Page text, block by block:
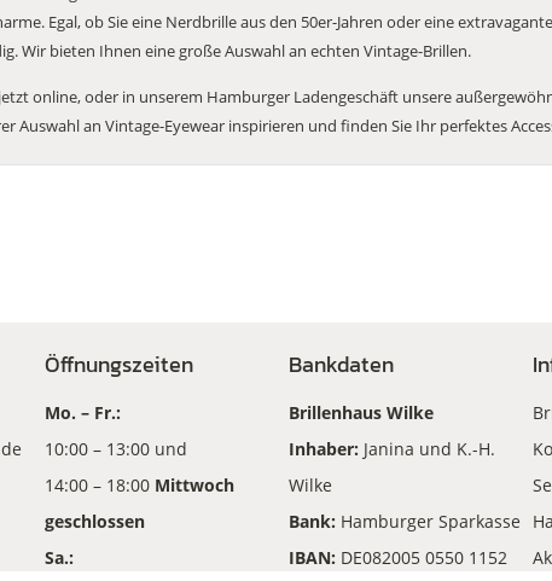
Egal, ob Sie eine Nerdbrille aus den 50er-Jahren oder eine
Wir bieten Ihnen eine große Auswahl an echten Vintage-Brillen.
online, oder in unserem Hamburger Ladengeschäft unsere
Auswahl an Vintage-Eyewear inspirieren und finden Sie Ihr perfektes
Öffnungszeiten
Mo. – Fr.:
10:00 – 13:00 und
14:00 – 18:00 Mittwoch
geschlossen
Sa.:
Bankdaten
Brillenhaus Wilke
Inhaber: Janina und K.-H.
Wilke
Bank: Hamburger Sparkasse
IBAN: DE082005 0550 1152